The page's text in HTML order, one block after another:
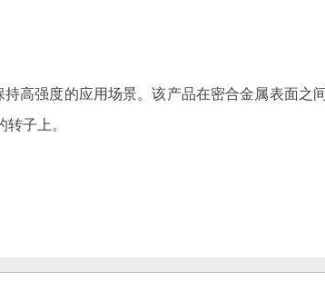
强度的应用场景。该产品在密合金属表面之
子上。